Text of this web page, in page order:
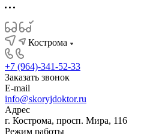
Кострома
+7 (964)-341-52-33
Заказать звонок
E-mail
info@skoryjdoktor.ru
Адрес
г. Кострома, просп. Мира, 116
Режим работы